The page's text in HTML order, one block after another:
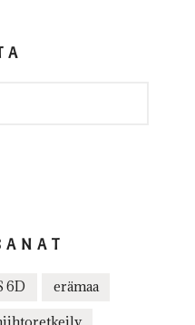
6D erämaa